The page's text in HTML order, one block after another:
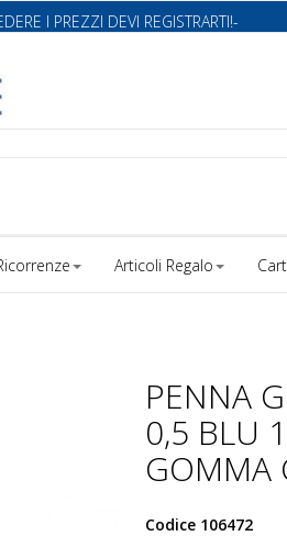
I PREZZI DEVI REGISTRARTI!-
Articoli Regalo
PENNA
0,5 BLU
GOMMA
Codice 106472